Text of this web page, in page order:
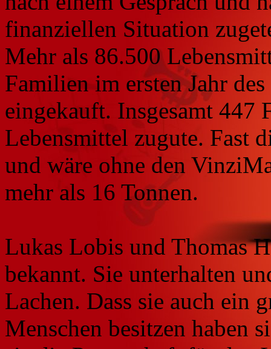
finanziellen Situation
Mehr als 86.500
Familien im ersten Jahr
eingekauft. Insgesamt 447
Lebensmittel zugute. Fast
und wäre ohne den
mehr als 16 Tonnen.
Lukas Lobis und Thomas
bekannt. Sie unterhalten
Lachen. Dass sie auch ein
Menschen besitzen haben